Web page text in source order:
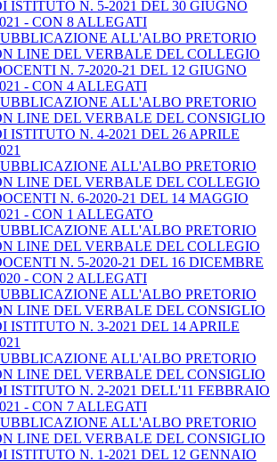
ISTITUTO N. 5-2021 DEL 30 GIUGNO
- CON 8 ALLEGATI
ALL'ALBO PRETORIO
LINE DEL VERBALE DEL COLLEGIO
N. 7-2020-21 DEL 12 GIUGNO
- CON 4 ALLEGATI
ALL'ALBO PRETORIO
LINE DEL VERBALE DEL CONSIGLIO
ISTITUTO N. 4-2021 DEL 26 APRILE
ALL'ALBO PRETORIO
LINE DEL VERBALE DEL COLLEGIO
N. 6-2020-21 DEL 14 MAGGIO
- CON 1 ALLEGATO
ALL'ALBO PRETORIO
LINE DEL VERBALE DEL COLLEGIO
N. 5-2020-21 DEL 16 DICEMBRE
- CON 2 ALLEGATI
ALL'ALBO PRETORIO
LINE DEL VERBALE DEL CONSIGLIO
ISTITUTO N. 3-2021 DEL 14 APRILE
ALL'ALBO PRETORIO
LINE DEL VERBALE DEL CONSIGLIO
ISTITUTO N. 2-2021 DELL'11 FEBBRAIO
- CON 7 ALLEGATI
ALL'ALBO PRETORIO
LINE DEL VERBALE DEL CONSIGLIO
ISTITUTO N. 1-2021 DEL 12 GENNAIO